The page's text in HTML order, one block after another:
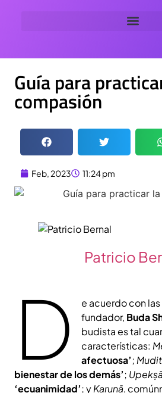
Guía para
compasión
Feb, 2023 11:24 pm
Patricio
D
e acuerdo con
fundador, Buda
budista es tal
características:
afectuosa’;
bienestar de los demás’; Upekṣā
‘ecuanimidad’; yKaruṇā,